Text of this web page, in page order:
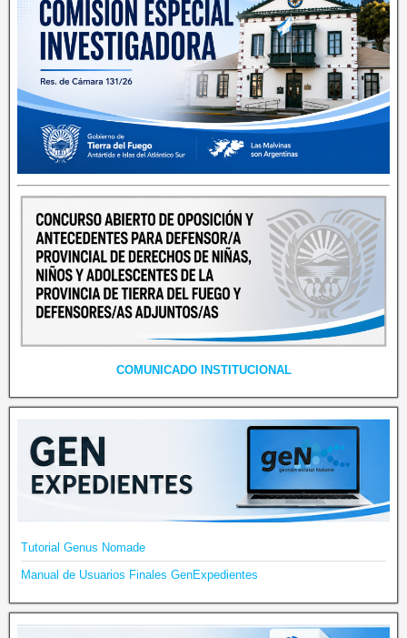
COMUNICADO INSTITUCIONAL
Tutorial Genus Nomade
Manual de Usuarios Finales GenExpedientes